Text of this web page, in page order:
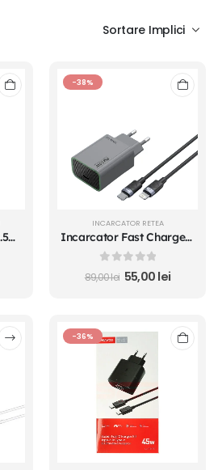
Adaptor audio jack 3.5mm - Lightning Tranyoo
-38%
INCARCATOR RETEA
Incarcator Fast Charge USB-C - Lightning 20W adaptor priza
out of 5
89,00lei 55,00lei
-36%